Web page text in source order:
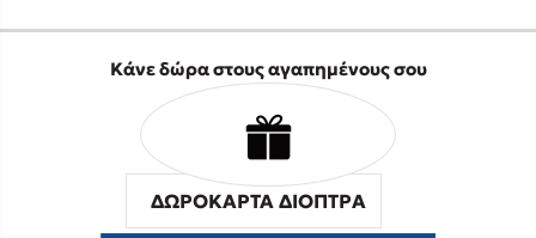
Κάνε δώρα στους αγαπημένους σου
ΔΩΡΟΚΑΡΤΑ ΔΙΟΠΤΡΑ